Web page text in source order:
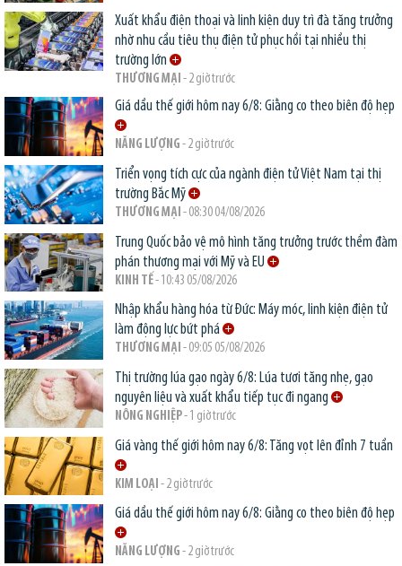
Xuất khẩu điện thoại và linh kiện duy trì đà tăng trưởng
nhờ nhu cầu tiêu thụ điện tử phục hồi tại nhiều thị
trường lớn
THƯƠNG MẠI - 2 giờ trước
Giá dầu thế giới hôm nay 6/8: Giằng co theo biên độ hẹp
NĂNG LƯỢNG - 2 giờ trước
Triển vọng tích cực của ngành điện tử Việt Nam tại thị
trường Bắc Mỹ
THƯƠNG MẠI - 08:30 04/08/2026
Trung Quốc bảo vệ mô hình tăng trưởng trước thềm đàm
phán thương mại với Mỹ và EU
KINH TẾ- 10:43 05/08/2026
Nhập khẩu hàng hóa từ Đức: Máy móc, linh kiện điện tử
làm động lực bứt phá
THƯƠNG MẠI - 09:05 05/08/2026
Thị trường lúa gạo ngày 6/8: Lúa tươi tăng nhẹ, gạo
nguyên liệu và xuất khẩu tiếp tục đi ngang
NÔNG NGHIỆP- 1 giờ trước
Giá vàng thế giới hôm nay 6/8: Tăng vọt lên đỉnh 7 tuần
KIM LOẠI - 2 giờ trước
Giá dầu thế giới hôm nay 6/8: Giằng co theo biên độ hẹp
NĂNG LƯỢNG - 2 giờ trước